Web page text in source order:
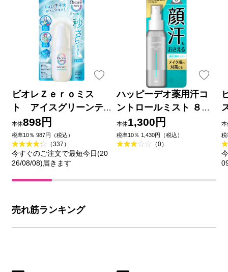
ビオレＺｅｒｏミス
ト アイスグリーンテ
ィーの香り ６０ｍＬ 花
王
本体898円
税率10％ 987円（税込）
（337）
今すぐのご注文で最短今日(20
26/08/08)届きます
ハッピーデオ薬用汗コ
ントロールミスト ８０
ｍｌ マンダム (医薬部外
品)
本体1,300円
税率10％ 1,430円（税込）
（0）
本
税
売れ筋ランキング